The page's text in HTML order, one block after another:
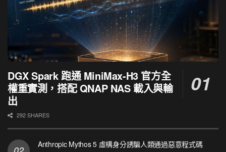
DGX Spark 跑通 MiniMax-H3 官方全
權重實測，搭配 QNAP NAS 載入與輸
出
292 SHARES
Anthropic Mythos 5 虛構身分誘騙人類通過惡意程式碼